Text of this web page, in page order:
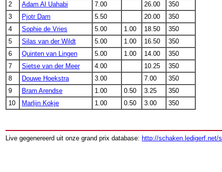
2
Adam Al Uahabi 7.00 26.00
350
3
Pjotr Dam 5.50 20.00
350
4
Sophie de Vries 5.00 1.00 18.50
350
5
Silas van der Wildt 5.00 1.00 16.50
350
6
Quinten van Lingen 5.00 1.00 14.00
350
7
Sietse van der Meer 4.00 10.25
350
8
Douwe Hoekstra 3.00 7.00
350
9
Bram Arendse 1.00 0.50 3.25
350
10
Marlijn Kokje 1.00 0.50 3.00 350
Live gegenereerd uit onze grand prix database: http://schaken.ledigerf.net/